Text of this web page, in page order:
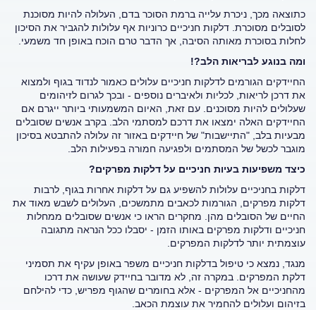
כתוצאה מכך, ניכרת עלייה ברמת הסוכר בדם, העלולה להיות מסוכנת
לסובלים מסוכרת. דלקות חניכיים כרוניות אף עלולות להגביר את הסיכון
לחלות בסוכרת מאותה הסיבה, אך הדבר טרם הוכח באופן חד משמעי.
ומה בנוגע לבריאות הלב?!
החיידקים הגורמים לדלקות חניכיים עלולים כאמור לנדוד בגוף ולמצוא
את דרכן לריאות, לכליות ולאיברים נוספים - ובכך לגרום לזיהומים
שעלולים להיות מסוכנים. עם זאת, האיום המשמעותי ביותר ייגרם אם
החיידקים האלה ימצאו את דרכם למסתמי הלב. בקרב אנשים שסובלים
מבעיות בלב, "התיישבות" של חיידקים באזור זה עלולה להתבטא בסיכון
מוגבר לכשל של המסתמים ולפגיעה חמורה בפעילות הלב.
כיצד משפיעות בעיות חניכיים על דלקות מפרקים?
דלקות בחניכיים עלולות להשפיע גם על דלקות אחרות בגוף, לרבות
דלקות מפרקים, הגורמות לכאבים מתמשכים, העלולים לשבש מאוד את
החיים של הסובלים מהן. מחקרים הראו כי אנשים שסובלים ממחלות
חניכיים ודלקות מפרקים באותו הזמן - יסבלו ככל הנראה מתגובה
עוצמתית יותר לדלקות המפרקים.
מנגד, נמצא כי טיפול בדלקות חניכיים משפר באופן עקיף את תסמיני
דלקת המפרקים. במקרה זה, לא מדובר בחיידק שעושה את דרכו
מהחניכיים אל המפרקים - אלא בחומרים שהגוף מפריש, כדי להילחם
בזיהום ועלולים להחמיר את עוצמת הכאב.